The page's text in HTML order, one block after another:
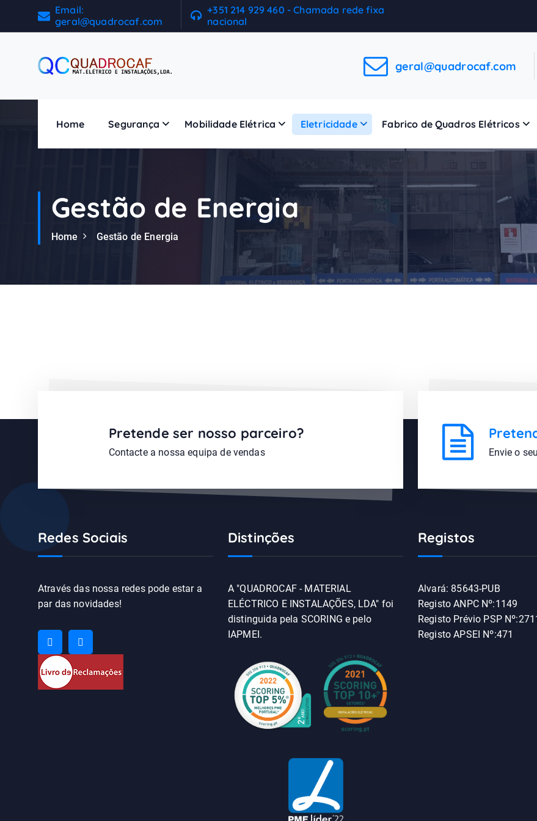
Email:
geral@quadrocaf.com
+351 214 929 460 - Chamada rede fixa
nacional
geral@quadrocaf.com
Home Segurança Mobilidade Elétrica Eletricidade Fabrico de Quadros Elétricos
Gestão de Energia
Home Gestão de Energia
Pretende ser nosso parceiro?
Contacte a nossa equipa de vendas Envie o
Redes Sociais
Através das nossa redes pode estar a
par das novidades!
Distinções
A "QUADROCAF - MATERIAL
ELÉCTRICO E INSTALAÇÕES, LDA" foi
distinguida pela SCORING e pelo
IAPMEI.
Registos
Alvará: 85643-PUB
Registo ANPC Nº:1149
Registo Prévio PSP
Registo APSEI Nº:471